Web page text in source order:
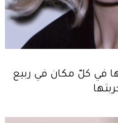
في كلّ مكان في ربيع